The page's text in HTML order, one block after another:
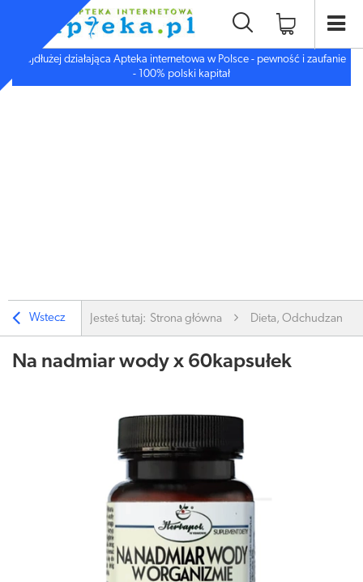
Najdłużej działająca Apteka internetowa w Polsce - pewność i zaufanie
- 100% polski kapitał
Wstecz Jesteś tutaj: Strona główna Dieta, Odchudzanie
Na nadmiar wody x 60kapsułek